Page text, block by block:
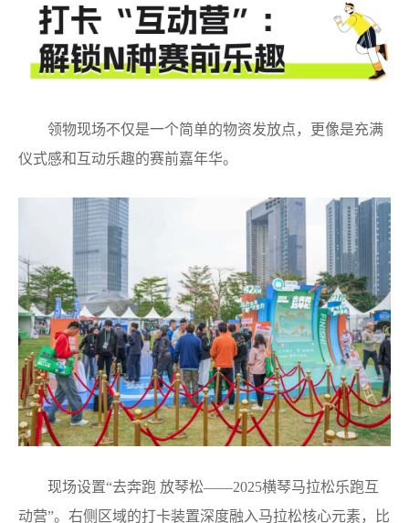
领物现场不仅是一个简单的物资发放点，更像是充满
仪式感和互动乐趣的赛前嘉年华。
现场设置“去奔跑 放琴松——2025横琴马拉松乐跑互
动营”。右侧区域的打卡装置深度融入马拉松核心元素，比